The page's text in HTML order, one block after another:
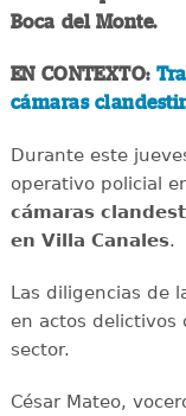
Boca del Monte.
EN CONTEXTO:
cámaras
Durante este
operativo policial
cámaras
en Villa Canales.
Las diligencias de
en actos delictivos
sector.
César Mateo,